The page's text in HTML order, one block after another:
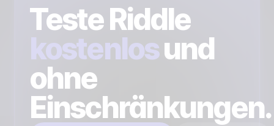
Teste Riddle
kostenlosund
ohne
Einschränkungen.